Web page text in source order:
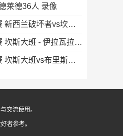
莱德36人 录像
02月14日NBL(A)常规赛 新西兰破坏者vs坎斯大班 录像集锦
02月12日NBL(A)常规赛 坎斯大班 - 伊拉瓦拉老鹰 录像
02月05日NBL(A)常规赛 坎斯大班vs布里斯班子弹 录像
交流使用。
者参考。